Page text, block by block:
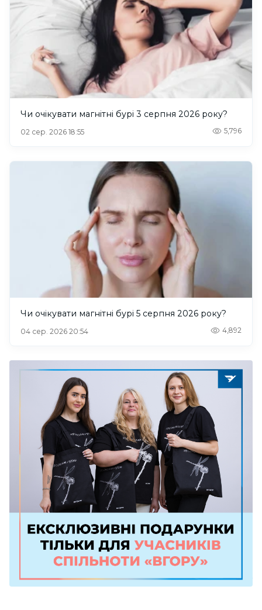
Чи очікувати магнітні бурі 3 серпня 2026 року?
02 сер. 2026 18:55 5,796
Чи очікувати магнітні бурі 5 серпня 2026 року?
04 сер. 2026 20:54 4,892